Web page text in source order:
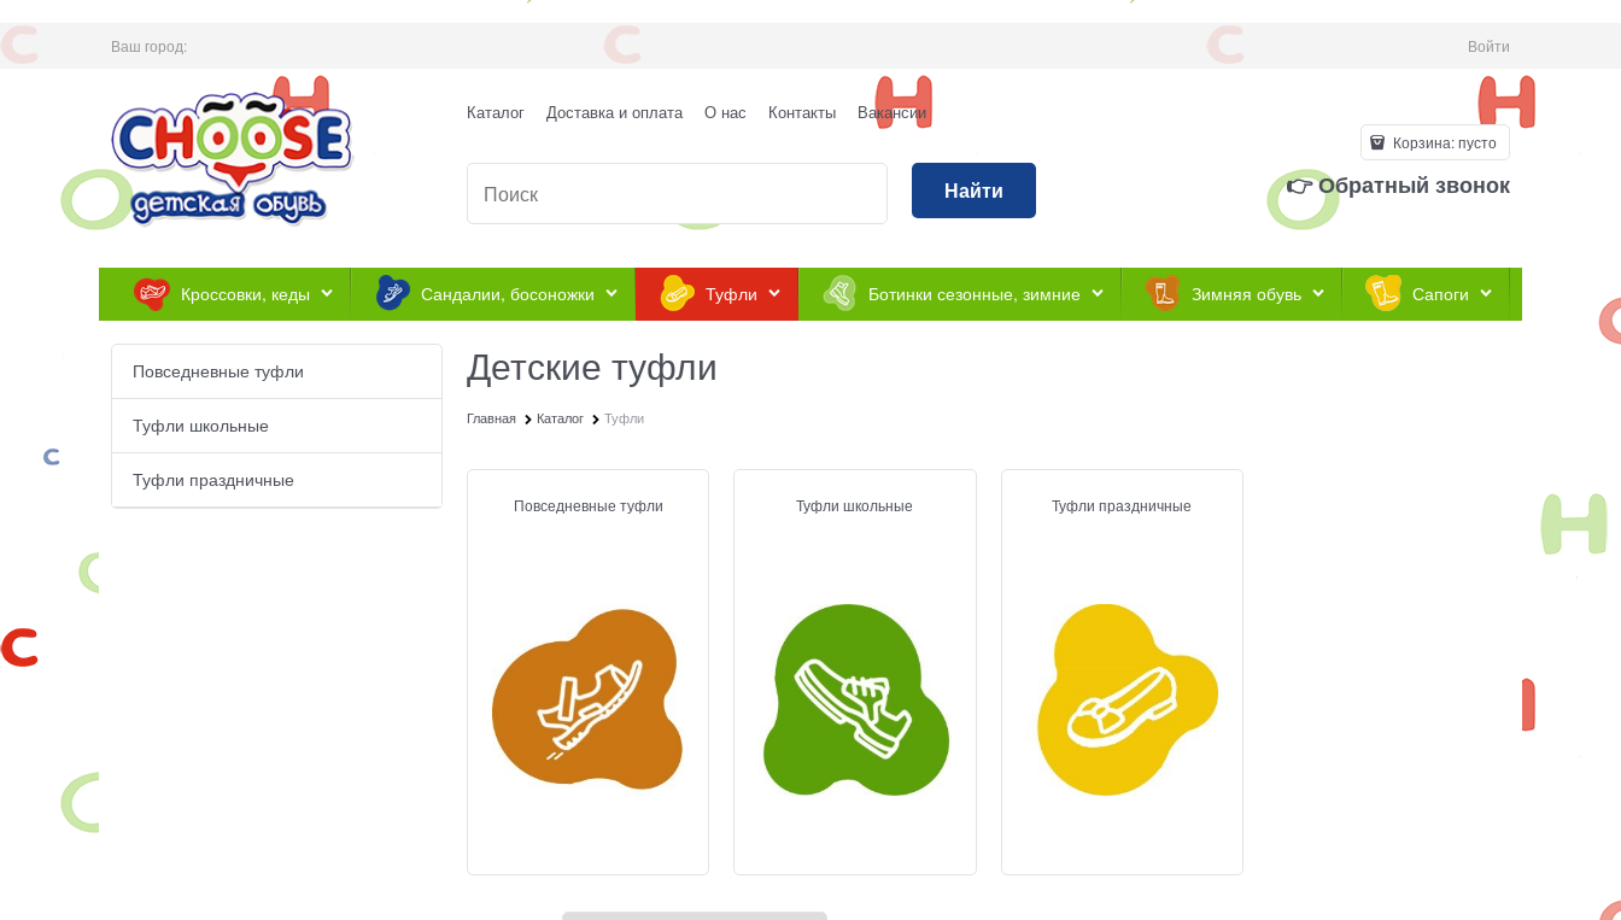
Ваш город: Войти
Каталог Доставка и оплата О нас Контакты Вакансии
Найти
Корзина:пусто
👉 Обратный звонок
Кроссовки, кеды Сандалии, босоножки Туфли Ботинки сезонные, зимние Зимняя обувь Сапоги
Повседневные туфли
Туфли школьные
Туфли праздничные
Детские туфли
Главная Каталог Туфли
Повседневные туфли Туфли школьные Туфли праздничные